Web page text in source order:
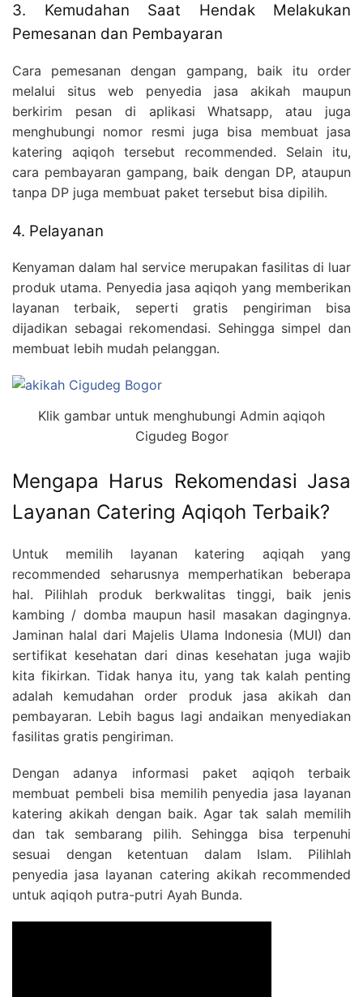
3. Kemudahan Saat Hendak Melakukan
Pemesanan dan Pembayaran
Cara pemesanan dengan gampang, baik itu order
melalui situs web penyedia jasa akikah maupun
berkirim pesan di aplikasi Whatsapp, atau juga
menghubungi nomor resmi juga bisa membuat jasa
katering aqiqoh tersebut recommended. Selain itu,
cara pembayaran gampang, baik dengan DP, ataupun
tanpa DP juga membuat paket tersebut bisa dipilih.
4. Pelayanan
Kenyaman dalam hal service merupakan fasilitas di luar
produk utama. Penyedia jasa aqiqoh yang memberikan
layanan terbaik, seperti gratis pengiriman bisa
dijadikan sebagai rekomendasi. Sehingga simpel dan
membuat lebih mudah pelanggan.
Klik gambar untuk menghubungi Admin aqiqoh
Cigudeg Bogor
Mengapa Harus Rekomendasi Jasa
Layanan Catering Aqiqoh Terbaik?
Untuk memilih layanan katering aqiqah yang
recommended seharusnya memperhatikan beberapa
hal. Pilihlah produk berkwalitas tinggi, baik jenis
kambing / domba maupun hasil masakan dagingnya.
Jaminan halal dari Majelis Ulama Indonesia (MUI) dan
sertifikat kesehatan dari dinas kesehatan juga wajib
kita fikirkan. Tidak hanya itu, yang tak kalah penting
adalah kemudahan order produk jasa akikah dan
pembayaran. Lebih bagus lagi andaikan menyediakan
fasilitas gratis pengiriman.
Dengan adanya informasi paket aqiqoh terbaik
membuat pembeli bisa memilih penyedia jasa layanan
katering akikah dengan baik. Agar tak salah memilih
dan tak sembarang pilih. Sehingga bisa terpenuhi
sesuai dengan ketentuan dalam Islam. Pilihlah
penyedia jasa layanan catering akikah recommended
untuk aqiqoh putra-putri Ayah Bunda.